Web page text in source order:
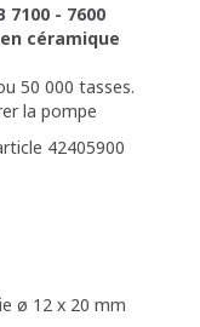
- 7600
céramique
50 000 tasses.
la pompe
42405900
ø 12 x 20 mm